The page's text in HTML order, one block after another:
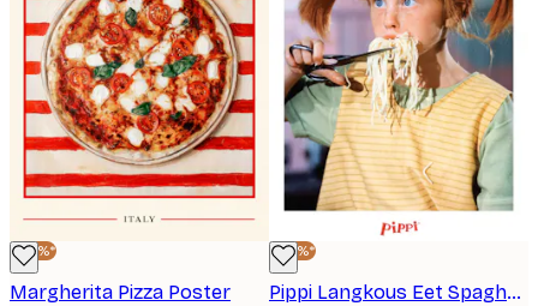
-40%*
Margherita Pizza Poster
-40%*
Pippi Langkous Eet Spaghetti Poster